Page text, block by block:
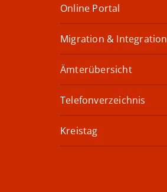
Online Portal
Migration & Integration
Ämterübersicht
Telefonverzeichnis
Kreistag